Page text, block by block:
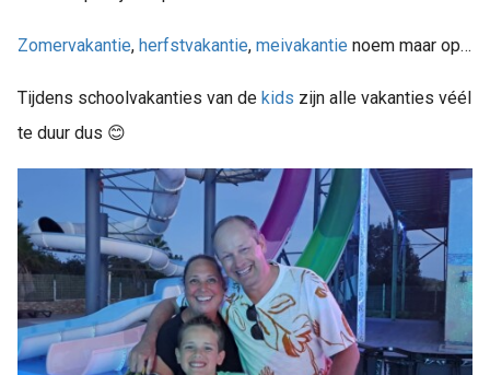
Zomervakantie, herfstvakantie, meivakantie noem maar op…
Tijdens schoolvakanties van de kids zijn alle vakanties véél
te duur dus 😊